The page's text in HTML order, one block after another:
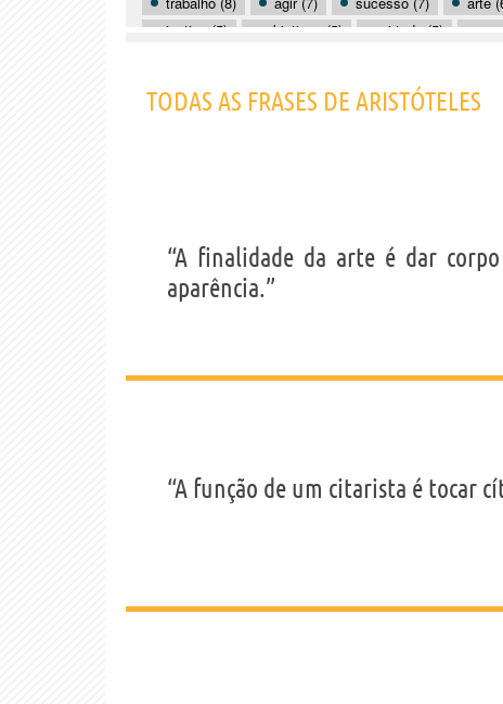
justiça (5)
objetivos (5) virtude (5)
TODAS AS FRASES DE ARISTÓTELES
“A finalidade da arte é dar
aparência.”
“A função de um citarista é tocar